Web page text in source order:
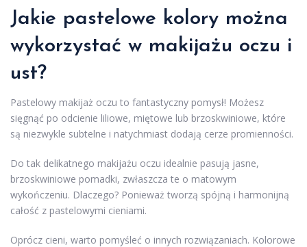
Jakie pastelowe kolory można
wykorzystać w makijażu oczu i
ust?
Pastelowy makijaż oczu to fantastyczny pomysł! Możesz
sięgnąć po odcienie liliowe, miętowe lub brzoskwiniowe, które
są niezwykle subtelne i natychmiast dodają cerze promienności.
Do tak delikatnego makijażu oczu idealnie pasują jasne,
brzoskwiniowe pomadki, zwłaszcza te o matowym
wykończeniu. Dlaczego? Ponieważ tworzą spójną i harmonijną
całość z pastelowymi cieniami.
Oprócz cieni, warto pomyśleć o innych rozwiązaniach. Kolorowe